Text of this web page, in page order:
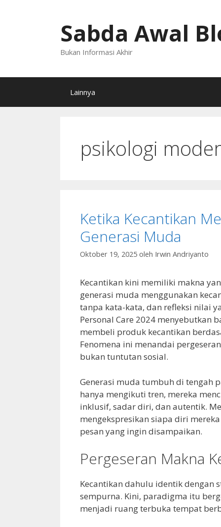
Sabda Awal
Bukan Informasi Akhir
Lainnya
psikologi
Ketika Kecantikan
Generasi Muda
Oktober 19, 2025 oleh Irwin Andriyanto
Kecantikan kini memiliki makna
generasi muda menggunakan
tanpa kata-kata, dan refleksi nilai
Personal Care 2024 menyebutkan
membeli produk kecantikan
Fenomena ini menandai
bukan tuntutan sosial.
Generasi muda tumbuh di tengah
hanya mengikuti tren, mereka
inklusif, sadar diri, dan autentik.
mengekspresikan siapa diri
pesan yang ingin disampaikan.
Pergeseran Makna
Kecantikan dahulu identik dengan
sempurna. Kini, paradigma itu
menjadi ruang terbuka tempat